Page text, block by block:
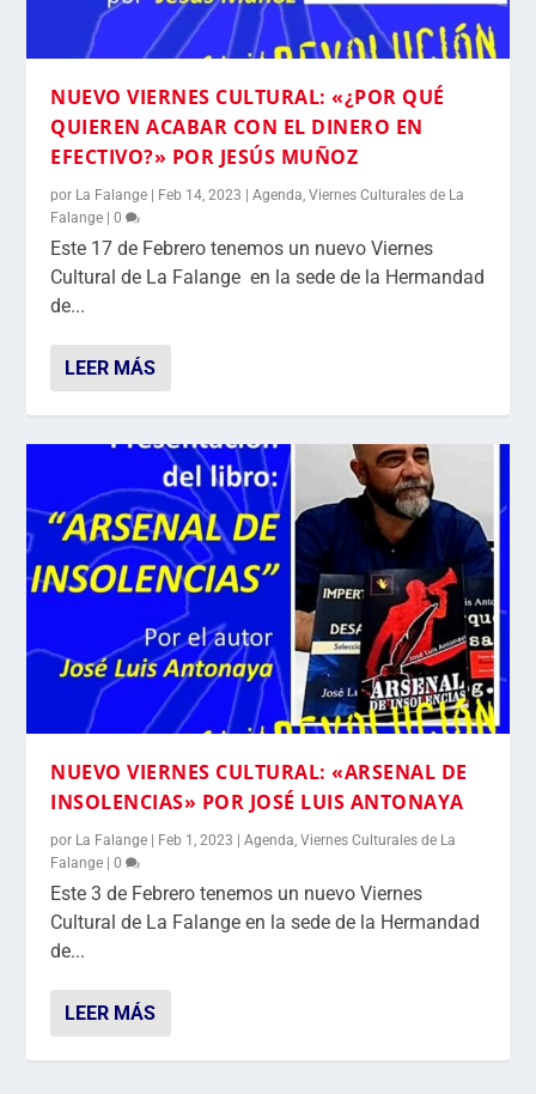
NUEVO VIERNES CULTURAL: «¿POR QUÉ
QUIEREN ACABAR CON EL DINERO EN
EFECTIVO?» POR JESÚS MUÑOZ
por La Falange Feb 14, 2023 |Agenda,Viernes Culturales de La
Falange |0
Este 17 de Febrero tenemos un nuevo Viernes
Cultural de La Falange en la sede de la Hermandad
de...
LEER MÁS
NUEVO VIERNES CULTURAL: «ARSENAL DE
INSOLENCIAS» POR JOSÉ LUIS ANTONAYA
por La Falange | Feb 1, 2023 |Agenda ,Viernes Culturales de La
Falange |0
Este 3 de Febrero tenemos un nuevo Viernes
Cultural de La Falange en la sede de la Hermandad
de...
LEER MÁS